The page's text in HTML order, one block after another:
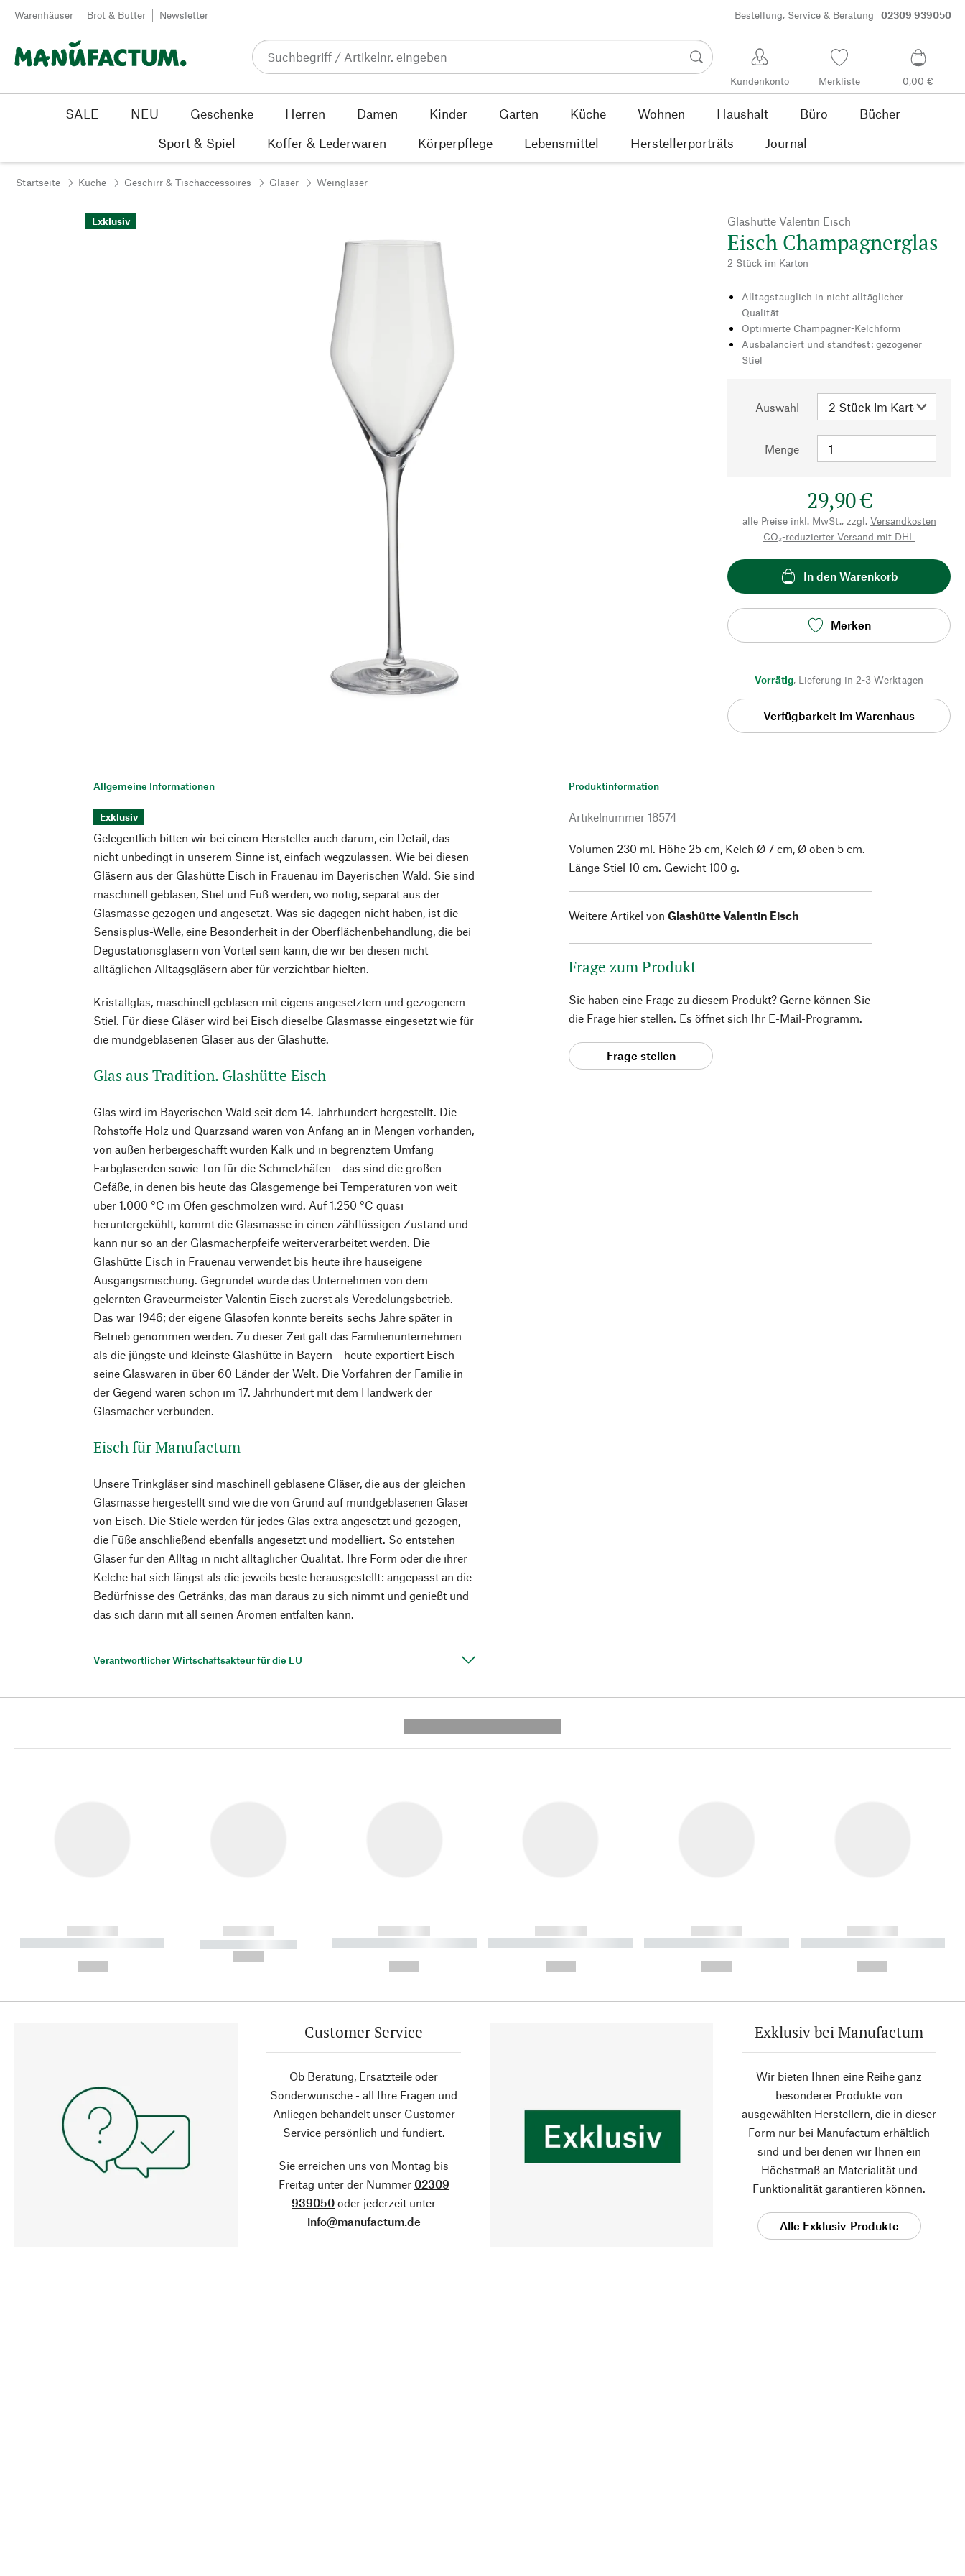
Zum Inhalt springen
Warenhäuser Brot & Butter Newsletter Bestellung, Service & Beratung 02309 939050
Kundenkonto Merkliste 0,00 €
SALE NEU Geschenke Herren Damen Kinder Garten Küche Wohnen Haushalt Büro
Bücher
Sport & Spiel
Koffer & Lederwaren Körperpflege Lebensmittel Herstellerporträts Journal
Startseite Küche Geschirr & Tischaccessoires Gläser Weingläser
Exklusiv Glashütte Valentin Eisch
Eisch Champagnerglas
2 Stück im Karton
Alltagstauglich in nicht alltäglicher
Qualität
Optimierte Champagner-Kelchform
Ausbalanciert und standfest: gezogener
Stiel
Auswahl
Menge
29,90 €
alle Preise inkl. MwSt., zzgl. Versandkosten
CO₂-reduzierter Versand mit DHL
In den Warenkorb
Merken
Vorrätig, Lieferung in 2-3 Werktagen
Verfügbarkeit im Warenhaus
Allgemeine Informationen
Exklusiv
Gelegentlich bitten wir bei einem Hersteller auch darum, ein Detail, das
nicht unbedingt in unserem Sinne ist, einfach wegzulassen. Wie bei diesen
Gläsern aus der Glashütte Eisch in Frauenau im Bayerischen Wald. Sie sind
maschinell geblasen, Stiel und Fuß werden, wo nötig, separat aus der
Glasmasse gezogen und angesetzt. Was sie dagegen nicht haben, ist die
Sensisplus-Welle, eine Besonderheit in der Oberflächenbehandlung, die bei
Degustationsgläsern von Vorteil sein kann, die wir bei diesen nicht
alltäglichen Alltagsgläsern aber für verzichtbar hielten.
Kristallglas, maschinell geblasen mit eigens angesetztem und gezogenem
Stiel. Für diese Gläser wird bei Eisch dieselbe Glasmasse eingesetzt wie für
die mundgeblasenen Gläser aus der Glashütte.
Glas aus Tradition. Glashütte Eisch
Glas wird im Bayerischen Wald seit dem 14. Jahrhundert hergestellt. Die
Rohstoffe Holz und Quarzsand waren von Anfang an in Mengen vorhanden,
von außen herbeigeschafft wurden Kalk und in begrenztem Umfang
Farbglaserden sowie Ton für die Schmelzhäfen – das sind die großen
Gefäße, in denen bis heute das Glasgemenge bei Temperaturen von weit
über 1.000 °C im Ofen geschmolzen wird. Auf 1.250 °C quasi
heruntergekühlt, kommt die Glasmasse in einen zähflüssigen Zustand und
kann nur so an der Glasmacherpfeife weiterverarbeitet werden. Die
Glashütte Eisch in Frauenau verwendet bis heute ihre hauseigene
Ausgangsmischung. Gegründet wurde das Unternehmen von dem
gelernten Graveurmeister Valentin Eisch zuerst als Veredelungsbetrieb.
Das war 1946; der eigene Glasofen konnte bereits sechs Jahre später in
Betrieb genommen werden. Zu dieser Zeit galt das Familienunternehmen
als die jüngste und kleinste Glashütte in Bayern – heute exportiert Eisch
seine Glaswaren in über 60 Länder der Welt. Die Vorfahren der Familie in
der Gegend waren schon im 17. Jahrhundert mit dem Handwerk der
Glasmacher verbunden.
Eisch für Manufactum
Unsere Trinkgläser sind maschinell geblasene Gläser, die aus der gleichen
Glasmasse hergestellt sind wie die von Grund auf mundgeblasenen Gläser
von Eisch. Die Stiele werden für jedes Glas extra angesetzt und gezogen,
die Füße anschließend ebenfalls angesetzt und modelliert. So entstehen
Gläser für den Alltag in nicht alltäglicher Qualität. Ihre Form oder die ihrer
Kelche hat sich längst als die jeweils beste herausgestellt: angepasst an die
Bedürfnisse des Getränks, das man daraus zu sich nimmt und genießt und
das sich darin mit all seinen Aromen entfalten kann.
Verantwortlicher Wirtschaftsakteur für die EU
Produktinformation
Artikelnummer 18574
Volumen 230 ml. Höhe 25 cm, Kelch Ø 7 cm, Ø oben 5 cm.
Länge Stiel 10 cm. Gewicht 100 g.
Weitere Artikel von Glashütte Valentin Eisch
Frage zum Produkt
Sie haben eine Frage zu diesem Produkt? Gerne können Sie
die Frage hier stellen. Es öffnet sich Ihr E-Mail-Programm.
Frage stellen
------------
----------- ----------- ----------
------------
----------- -----------
------------
----------- ----------- ----------
------------
----------- ----------- ----------
------------
----------- ----------- ----------
------------
----------- ----------- ----------
Customer Service
Ob Beratung, Ersatzteile oder
Sonderwünsche - all Ihre Fragen und
Anliegen behandelt unser Customer
Service persönlich und fundiert.
Sie erreichen uns von Montag bis
Freitag unter der Nummer 02309
939050 oder jederzeit unter
info@manufactum.de
Exklusiv bei Manufactum
Wir bieten Ihnen eine Reihe ganz
besonderer Produkte von
ausgewählten Herstellern, die in dieser
Form nur bei Manufactum erhältlich
sind und bei denen wir Ihnen ein
Höchstmaß an Materialität und
Funktionalität garantieren können.
Alle Exklusiv-Produkte